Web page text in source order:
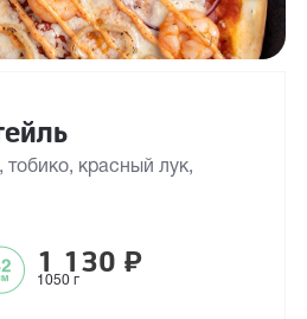
красный лук,
1 130 ₽
1050 г